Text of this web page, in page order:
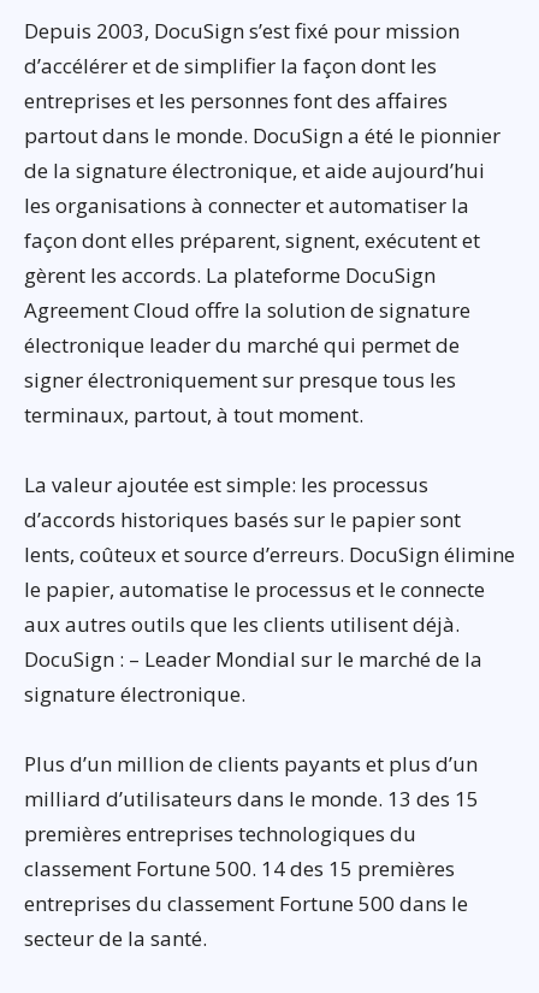
Depuis 2003, DocuSign s’est fixé pour mission
d’accélérer et de simplifier la façon dont les
entreprises et les personnes font des affaires
partout dans le monde. DocuSign a été le pionnier
de la signature électronique, et aide aujourd’hui
les organisations à connecter et automatiser la
façon dont elles préparent, signent, exécutent et
gèrent les accords. La plateforme DocuSign
Agreement Cloud offre la solution de signature
électronique leader du marché qui permet de
signer électroniquement sur presque tous les
terminaux, partout, à tout moment.
La valeur ajoutée est simple: les processus
d’accords historiques basés sur le papier sont
lents, coûteux et source d’erreurs. DocuSign élimine
le papier, automatise le processus et le connecte
aux autres outils que les clients utilisent déjà.
DocuSign : – Leader Mondial sur le marché de la
signature électronique.
Plus d’un million de clients payants et plus d’un
milliard d’utilisateurs dans le monde. 13 des 15
premières entreprises technologiques du
classement Fortune 500. 14 des 15 premières
entreprises du classement Fortune 500 dans le
secteur de la santé.